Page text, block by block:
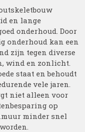
en lange
onderhoud. Door
onderhoud kan een
zijn tegen diverse
wind en zonlicht.
staat en behoudt
vele jaren.
niet alleen voor
op
minder snel